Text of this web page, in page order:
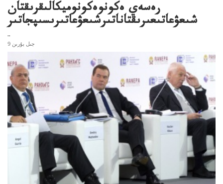
رەسەي ەكونوەكونوميكالىقرىقتان
شىعۋعاتىعىرىقتاناتىرشىعۋعاتىرىسىپجاتىر
..
9 جىل بۇرىن